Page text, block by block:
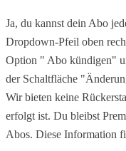
Ja, du kannst dein Abo
Dropdown-Pfeil oben
Option " Abo kündigen"
der Schaltfläche
Wir bieten keine
erfolgt ist. Du bleibst
Abos. Diese Information